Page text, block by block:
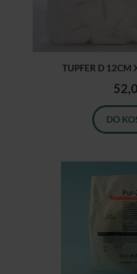
TUPFER D 12CM
DO